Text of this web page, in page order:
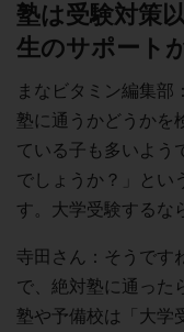
塾は受験対策
生のサポート
まなビタミン編集部
塾に通うかどうかを
ている子も多いよう
でしょうか？」とい
す。大学受験するな
寺田さん：そうです
で、絶対塾に通った
塾や予備校は「大学